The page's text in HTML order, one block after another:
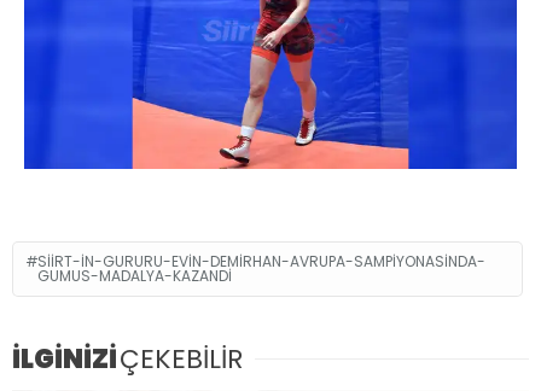
SIIRT-IN-GURURU-EVIN-DEMIRHAN-AVRUPA-SAMPIYONASINDA-
GUMUS-MADALYA-KAZANDI
İLGİNİZİÇEKEBİLİR